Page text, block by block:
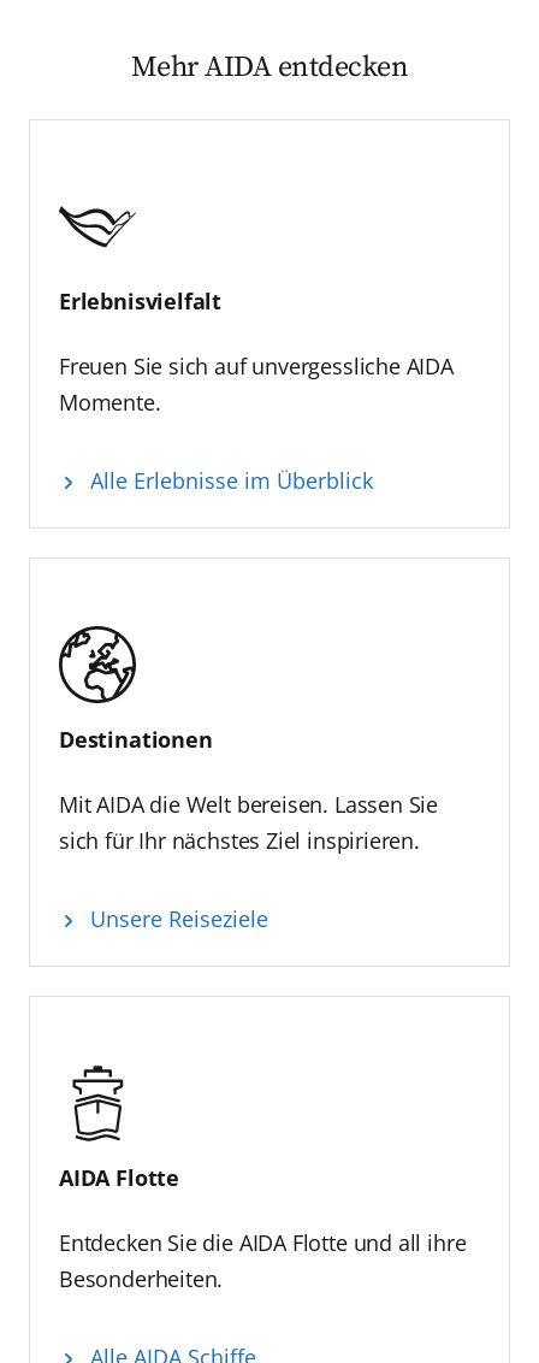
Mehr AIDA entdecken
Erlebnisvielfalt
Freuen Sie sich auf unvergessliche AIDA
Momente.
Alle Erlebnisse im Überblick
Destinationen
Mit AIDA die Welt bereisen. Lassen Sie
sich für Ihr nächstes Ziel inspirieren.
Unsere Reiseziele
AIDA Flotte
Entdecken Sie die AIDA Flotte und all ihre
Besonderheiten.